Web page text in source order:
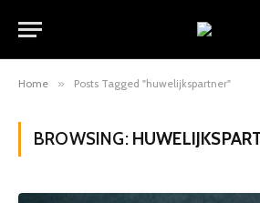
Home » Posts Tagged "huwelijkspartner"
BROWSING: